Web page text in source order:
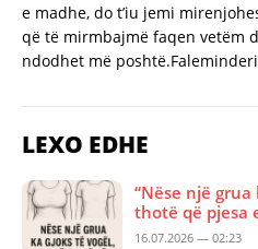
e madhe, do t’iu jemi
që të mirmbajmë faqen vetëm
ndodhet më
LEXO EDHE
“Nëse një grua
thotë që pjesa
16.07.2026 — 02:23